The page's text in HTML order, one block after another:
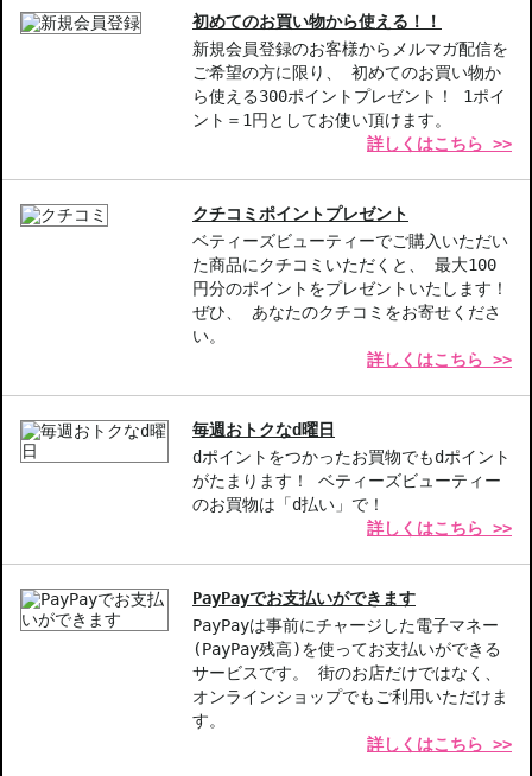
現。
なじみやすさ-優れたテクスチャーで、さっと塗った後も自然にフ
ロングラスティング-一日中美しい発色をキープし、崩れ知らず。
鮮やかな色で魅力的な目元を演出したい方
長時間メイクをキープしたい忙しい方にオススメです！
JAN/UPC：4935421734080
初めてのお買い物から使える！！
新規会員登録のお客様からメルマガ配信を
ご希望の方に限り、 初めてのお買い物か
ら使える300ポイントプレゼント！ 1ポイ
ント＝1円としてお使い頂けます。
詳しくはこちら >>
クチコミポイントプレゼント
ベティーズビューティーでご購入いただい
た商品にクチコミいただくと、 最大100
円分のポイントをプレゼントいたします！
ぜひ、 あなたのクチコミをお寄せくださ
い。
詳しくはこちら >>
毎週おトクなd曜日
dポイントをつかったお買物でもdポイント
がたまります！ ベティーズビューティー
のお買物は「d払い」で！
詳しくはこちら >>
PayPayでお支払いができます
PayPayは事前にチャージした電子マネー
(PayPay残高)を使ってお支払いができる
サービスです。 街のお店だけではなく、
オンラインショップでもご利用いただけま
す。
詳しくはこちら >>